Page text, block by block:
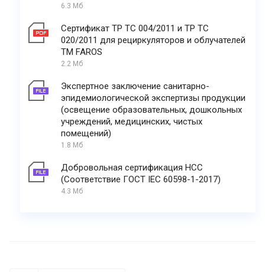
6.3 Мб
Сертификат ТР ТС 004/2011 и ТР ТС
020/2011 для рециркуляторов и облучателей
ТМ FAROS
2.2 Мб
Экспертное заключение санитарно-
эпидемиологической экспертизы продукции
(освещение образовательных, дошкольных
учреждений, медицинских, чистых
помещений)
1.8 Мб
Добровольная сертификация НСС
(Соответствие ГОСТ IEC 60598-1-2017)
4.3 Мб